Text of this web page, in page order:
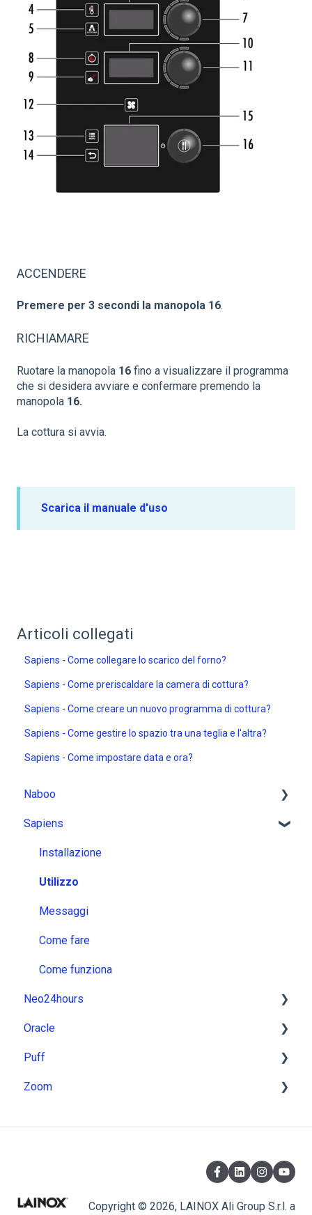
ACCENDERE
Premere per 3 secondi la manopola 16.
RICHIAMARE
Ruotare la manopola 16 fino a visualizzare il programma
che si desidera avviare e confermare premendo la
manopola 16.
La cottura si avvia.
Scarica il manuale d'uso
Articoli collegati
Sapiens - Come collegare lo scarico del forno?
Sapiens - Come preriscaldare la camera di cottura?
Sapiens - Come creare un nuovo programma di cottura?
Sapiens - Come gestire lo spazio tra una teglia e l'altra?
Sapiens - Come impostare data e ora?
Naboo
Installazione
Utilizzo
Messaggi
Come fare
Come funziona
Sapiens
Installazione
Utilizzo
Messaggi
Come fare
Come funziona
Neo24hours
Installazione
Utilizzo
Messaggi
Oracle
Installazione
Utilizzo
Puff
Installazione
Come funziona
Zoom
Come fareCopyright © 2026, LAINOX Ali Group S.r.l. a